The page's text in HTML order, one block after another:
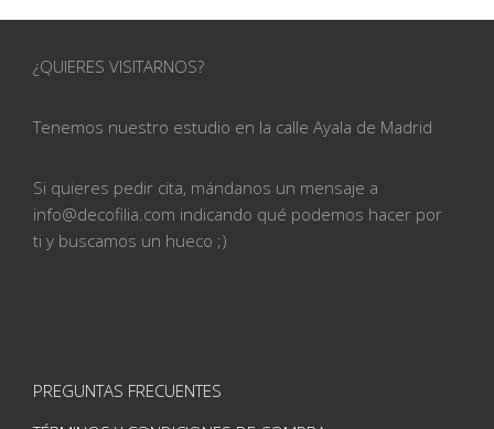
¿QUIERES VISITARNOS?
Tenemos nuestro estudio en la calle Ayala de Madrid
Si quieres pedir cita, mándanos un mensaje a
info@decofilia.com indicando qué podemos hacer por
ti y buscamos un hueco ;)
PREGUNTAS FRECUENTES